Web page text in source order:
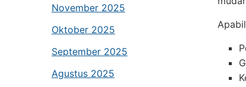
November 2025
Oktober 2025
September 2025
Agustus 2025